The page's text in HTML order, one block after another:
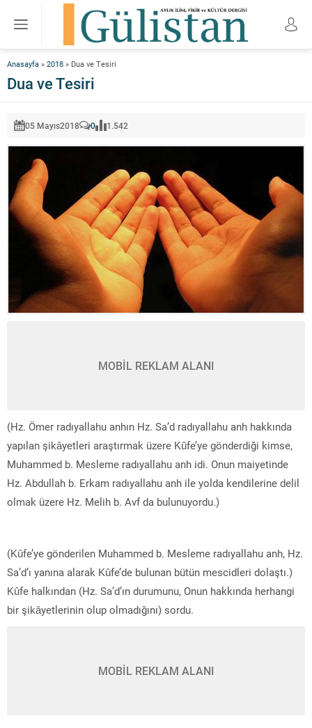
Anasayfa » 2018 » Dua ve Tesiri
Dua ve Tesiri
05 Mayıs2018 0 1.542
MOBİL REKLAM ALANI
(Hz. Ömer radıyallahu anhın Hz. Sa’d radıyallahu anh hakkında
yapılan şikâyetleri araştırmak üzere Kûfe’ye gönderdiği kimse,
Muhammed b. Mesleme radıyallahu anh idi. Onun maiyetinde
Hz. Abdullah b. Erkam radıyallahu anh ile yolda kendilerine delil
olmak üzere Hz. Melih b. Avf da bulunuyordu.)
(Kûfe’ye gönderilen Muhammed b. Mesleme radıyallahu anh, Hz.
Sa’d’ı yanına alarak Kûfe’de bulunan bütün mescidleri dolaştı.)
Kûfe halkından (Hz. Sa’d’ın durumunu, Onun hakkında herhangi
bir şikâyetlerinin olup olmadığını) sordu.
MOBİL REKLAM ALANI